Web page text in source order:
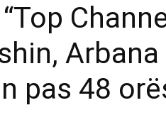
pas 48